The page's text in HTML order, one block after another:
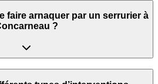
faire arnaquer par un serrurier à
?